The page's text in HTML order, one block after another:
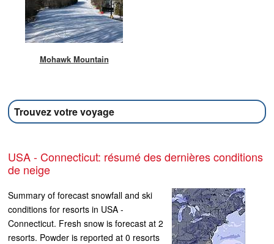
Mohawk Mountain
Trouvez votre voyage
USA - Connecticut: résumé des dernières conditions
de neige
Summary of forecast snowfall and ski
conditions for resorts in USA -
Connecticut. Fresh snow is forecast at 2
resorts. Powder is reported at 0 resorts